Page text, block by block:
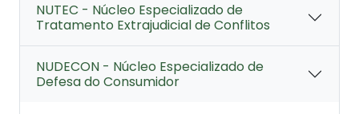
NUTEC - Núcleo Especializado de
Tratamento Extrajudicial de Conflitos
NUDECON - Núcleo Especializado de
Defesa do Consumidor